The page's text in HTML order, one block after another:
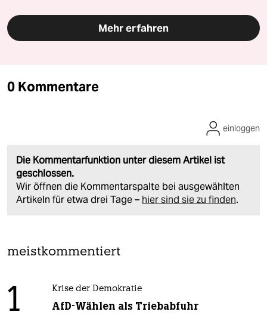
Mehr erfahren
0 Kommentare
Die Kommentarfunktion unter diesem Artikel ist
geschlossen.
Wir öffnen die Kommentarspalte bei ausgewählten
Artikeln für etwa drei Tage – hier sind sie zu finden.
einloggen
meistkommentiert
1 Krise der Demokratie
AfD-Wählen als Triebabfuhr